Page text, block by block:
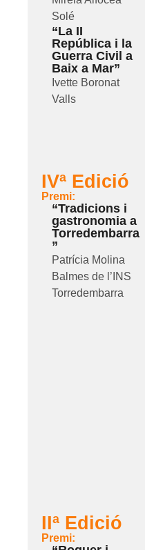
Solé
“La II
República i la
Guerra Civil a
Baix a Mar”
Ivette Boronat
Valls
IVª Edició
Premi:
“Tradicions i
gastronomia a
Torredembarra
”
Patrícia Molina
Balmes de l’INS
Torredembarra
IIª Edició
Premi: